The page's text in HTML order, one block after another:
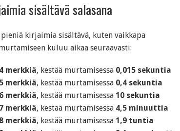
sisältävä salasana
pieniä kirjaimia sisältävä, kuten vaikkapa
kuluu aikaa seuraavasti:
4 merkkiä, kestää murtamisessa 0,015 sekuntia
5 merkkiä, kestää murtamisessa 0,4 sekuntia
6 merkkiä, kestää murtamisessa 10 sekuntia
7 merkkiä, kestää murtamisessa 4,5 minuuttia
8 merkkiä, kestää murtamisessa 1,9 tuntia